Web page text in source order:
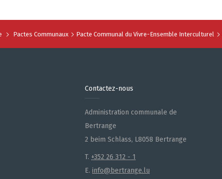
Pactes Communaux Pacte Communal du Vivre-Ensemble Interculturel
Contactez-nous
Administration communale de
Bertrange
2 beim Schlass, L8058 Bertrange
T. +352 26 312 - 1
E. info@bertrange.lu